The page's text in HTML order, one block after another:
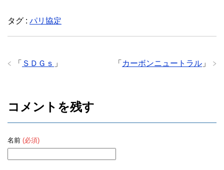
c
e
o
tt
er
タグ : パリ協定
「 カーボンニュートラル 」
「 ＳＤＧｓ 」
コメントを残す
名前 (必須)